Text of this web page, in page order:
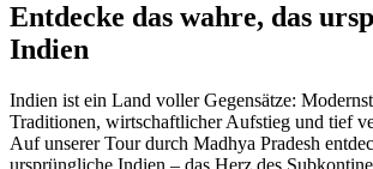
Entdecke das wahre, das
Indien
Indien ist ein Land voller Gegensätze:
Traditionen, wirtschaftlicher Aufstieg und tief
Auf unserer Tour durch Madhya Pradesh